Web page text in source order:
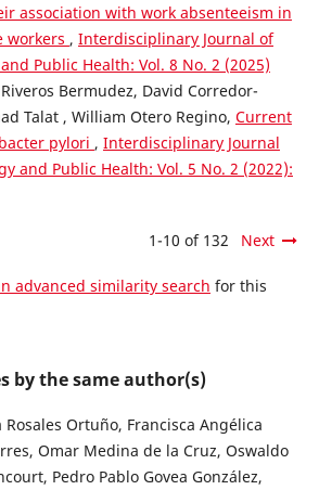
association with work absenteeism in
workers , Interdisciplinary Journal of
Public Health: Vol. 8 No. 2 (2025)
Bermudez, David Corredor-
Talat , William Otero Regino, Current
pylori , Interdisciplinary Journal
and Public Health: Vol. 5 No. 2 (2022):
1-10 of 132 Next
advanced similarity search for this
by the same author(s)
Rosales Ortuño, Francisca Angélica
Omar Medina de la Cruz, Oswaldo
Pedro Pablo Govea González,